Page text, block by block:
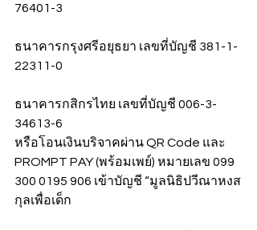
76401-3
ธนาคารกรุงศรีอยุธยา เลขที่บัญชี 381-1-
22311-0
ธนาคารกสิกรไทย เลขที่บัญชี 006-3-
34613-6
หรือโอนเงินบริจาคผ่าน QR Code และ
PROMPT PAY (พร้อมเพย์) หมายเลข 099
300 0195 906 เข้าบัญชี “มูลนิธิปวีณาหงส
กุลเพื่อเด็ก